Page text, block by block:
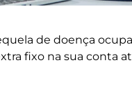
de doença
fixo na sua conta